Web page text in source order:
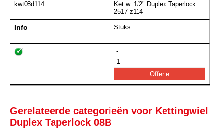
kwt08d114
Ket.w. 1/2" Duplex Taperlock
2517 z114
Info Stuks
-
Gerelateerde categorieën voor Kettingwiel
Duplex Taperlock 08B